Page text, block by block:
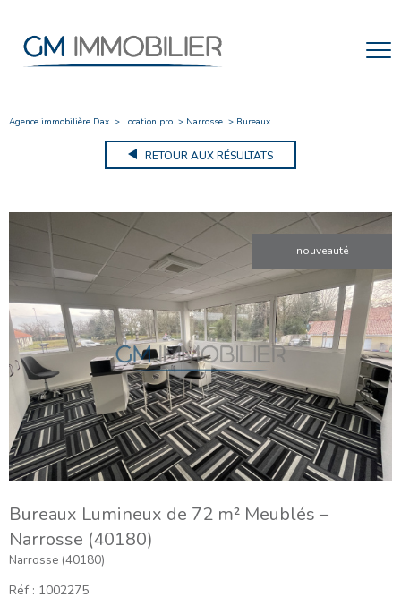
Agence immobilière Dax Location pro Narrosse Bureaux
RETOUR AUX RÉSULTATS
nouveauté
Bureaux Lumineux de 72 m² Meublés –
Narrosse (40180)
Narrosse (40180)
Réf : 1002275